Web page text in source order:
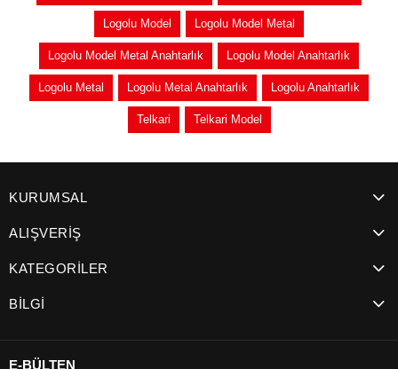
Logolu Model Logolu Model Metal
Logolu Model Metal Anahtarlık Logolu Model Anahtarlık
Logolu Metal Logolu Metal Anahtarlık Logolu Anahtarlık
Telkari Telkari Model
KURUMSAL
ALIŞVERİŞ
KATEGORİLER
BİLGİ
E-BÜLTEN